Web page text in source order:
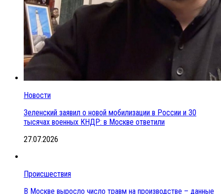
Новости
Зеленский заявил о новой мобилизации в России и 30
тысячах военных КНДР: в Москве ответили
27.07.2026
Происшествия
В Москве выросло число травм на производстве – данные